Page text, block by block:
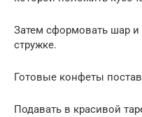
Затем сформовать шар и
стружке.
Готовые конфеты
Подавать в красивой